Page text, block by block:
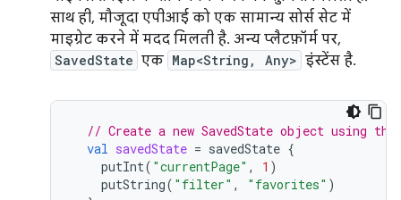
साथ ही, मौजूदा एपीआई को एक सामान्य सोर्स सेट में
माइग्रेट करने में मदद मिलती है. अन्य प्लैटफ़ॉर्म पर,
SavedState एक Map<String, Any> इंस्टेंस है.
// Create a new SavedState object using the
val savedState = savedState {
putInt( "currentPage" , 1 )
putString( "filter" , "favorites" )